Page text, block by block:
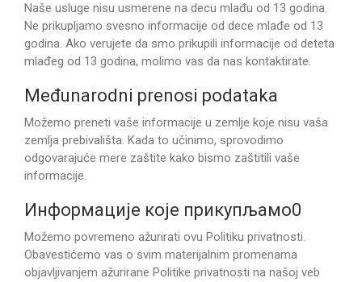
Naše usluge nisu usmerene na decu mlađu od 13 godina.
Ne prikupljamo svesno informacije od dece mlađe od 13
godina. Ako verujete da smo prikupili informacije od deteta
mlađeg od 13 godina, molimo vas da nas kontaktirate.
Međunarodni prenosi podataka
Možemo preneti vaše informacije u zemlje koje nisu vaša
zemlja prebivališta. Kada to učinimo, sprovodimo
odgovarajuće mere zaštite kako bismo zaštitili vaše
informacije.
Информације које прикупљамо0
Možemo povremeno ažurirati ovu Politiku privatnosti.
Obavestićemo vas o svim materijalnim promenama
objavljivanjem ažurirane Politike privatnosti na našoj veb